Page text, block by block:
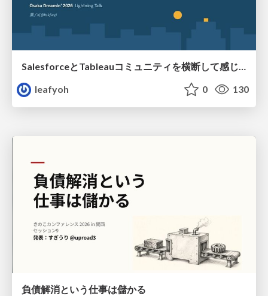
leafyoh
0 130
負債解消という仕事は儲かる